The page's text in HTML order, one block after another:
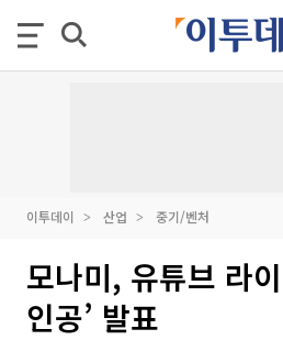
이투데이 산업 중기/벤처
모나미, 유튜브 라
인공’ 발표